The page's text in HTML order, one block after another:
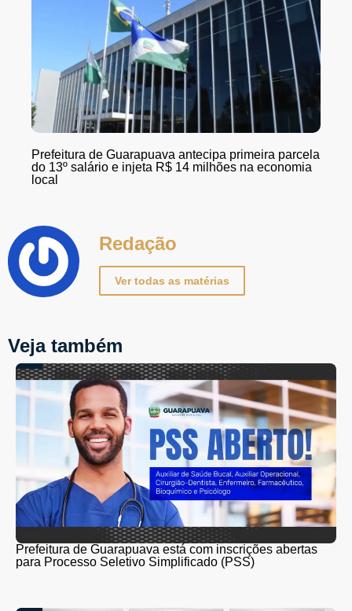
Prefeitura de Guarapuava antecipa primeira parcela
do 13º salário e injeta R$ 14 milhões na economia
local
Redação
Ver todas as matérias
Veja também
Prefeitura de Guarapuava está com inscrições abertas
para Processo Seletivo Simplificado (PSS)